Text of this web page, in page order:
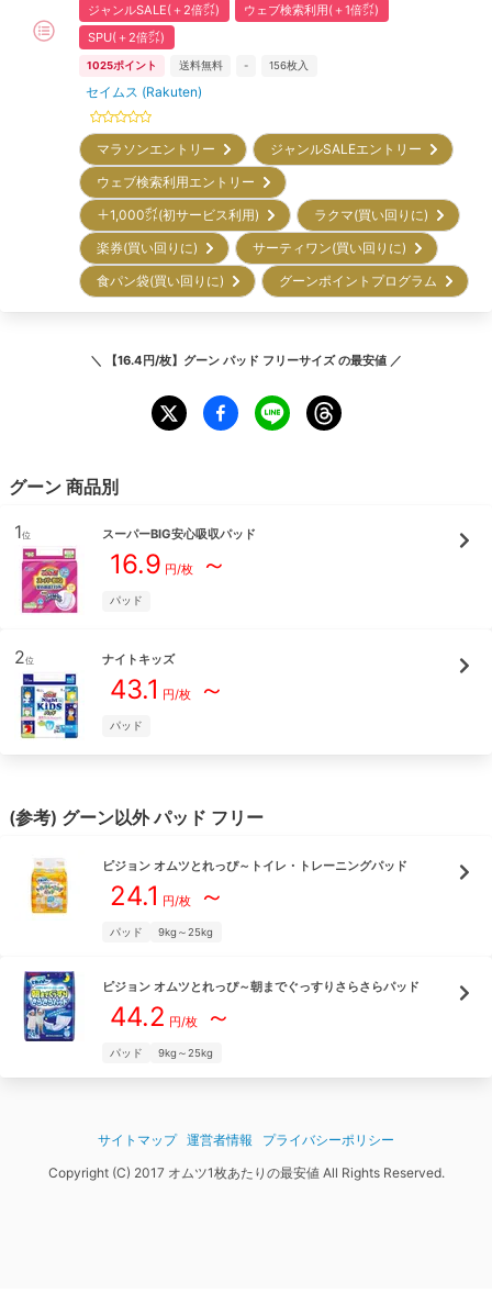
ジャンルSALE(＋2倍㌽)
ウェブ検索利用(＋1倍㌽)
SPU(＋2倍㌽)
1025ポイント 送料無料 - 156枚入
セイムス (Rakuten)
マラソンエントリー
ジャンルSALEエントリー
ウェブ検索利用エントリー
＋1,000㌽(初サービス利用)
ラクマ(買い回りに)
楽券(買い回りに)
サーティワン(買い回りに)
食パン袋(買い回りに)
グーンポイントプログラム
＼ 【16.4円/枚】グーン パッド フリーサイズの最安値 ／
グーン 商品別
1位 スーパーBIG安心吸収パッド
16.9 円/枚～
パッド
2位 ナイトキッズ
43.1 円/枚～
パッド
(参考) グーン以外パッド フリー
ピジョン オムツとれっぴ～トイレ・トレーニングパッド
24.1 円/枚～
パッド 9kg～25kg
ピジョン オムツとれっぴ～朝までぐっすりさらさらパッド
44.2 円/枚～
パッド 9kg～25kg
サイトマップ 運営者情報
プライバシーポリシー
Copyright (C) 2017 オムツ1枚あたりの最安値 All Rights Reserved.